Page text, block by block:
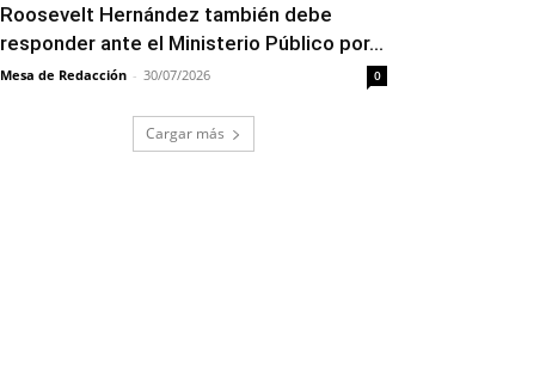
Roosevelt Hernández también debe
responder ante el Ministerio Público por...
Mesa de Redacción - 30/07/2026 0
Cargar más